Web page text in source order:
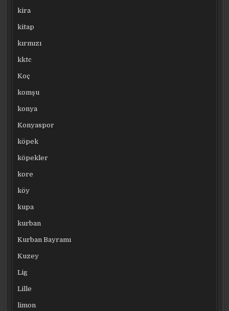
kira
kitap
kırmızı
kktc
Koç
komşu
konya
Konyaspor
köpek
köpekler
kore
köy
kupa
kurban
Kurban Bayramı
Kuzey
Lig
Lille
limon